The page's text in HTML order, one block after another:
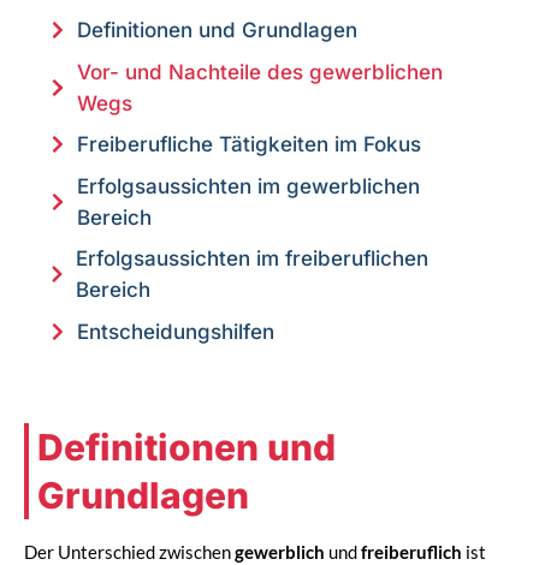
Definitionen und Grundlagen
Vor- und Nachteile des gewerblichen
Wegs
Freiberufliche Tätigkeiten im Fokus
Erfolgsaussichten im gewerblichen
Bereich
Erfolgsaussichten im freiberuflichen
Bereich
Entscheidungshilfen
Definitionen und
Grundlagen
Der Unterschied zwischengewerblich undfreiberuflich ist